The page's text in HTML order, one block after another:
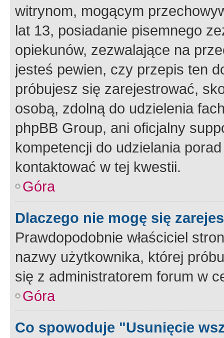
witrynom, mogącym
lat 13, posiadanie pisemnego
opiekunów, zezwalające na
jesteś pewien, czy przepis ten
próbujesz się zarejestrować,
osobą, zdolną do udzielenia
phpBB Group, ani oficjalny
kompetencji do udzielania
kontaktować w tej kwestii.
Góra
Dlaczego nie mogę się
Prawdopodobnie właściciel
nazwy użytkownika, której
się z administratorem forum w
Góra
Co spowoduje "Usunięcie